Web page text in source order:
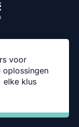
voor
elke klus